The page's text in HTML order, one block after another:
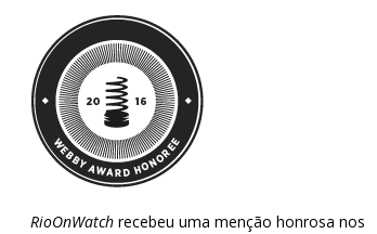
RioOnWatchrecebeu uma menção honrosa nos